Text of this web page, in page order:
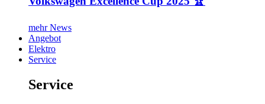
mehr News
Angebot
Elektro
Service
Service